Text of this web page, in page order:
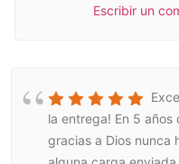
Escribir un
la entrega! En 5
gracias a Dios nunca